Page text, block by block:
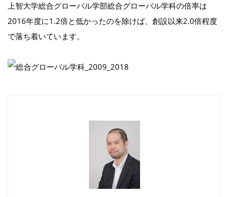
上智大学総合グローバル学部総合グローバル学科の倍率は
2016年度に1.2倍と低かったのを除けば、創設以来2.0倍程度
で落ち着いています。